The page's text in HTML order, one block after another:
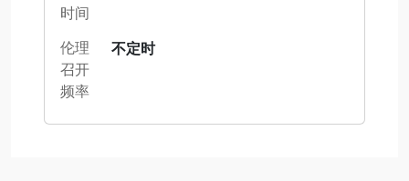
时间
伦理
召开
频率
不定时